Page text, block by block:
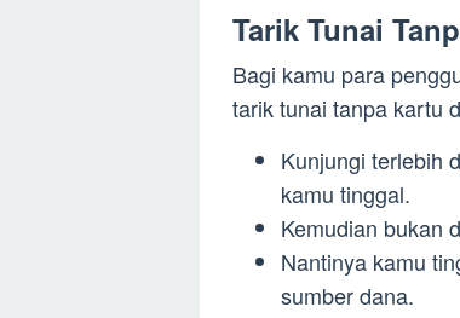
Tarik Tunai
Bagi kamu para
tarik tunai tanpa kartu
Kunjungi terlebih
kamu tinggal.
Kemudian bukan
Nantinya kamu
sumber dana.